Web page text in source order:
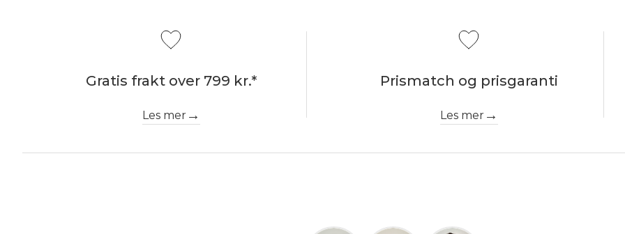
Gratis frakt over 799 kr.*
Les mer
Prismatch og prisgaranti
Les mer